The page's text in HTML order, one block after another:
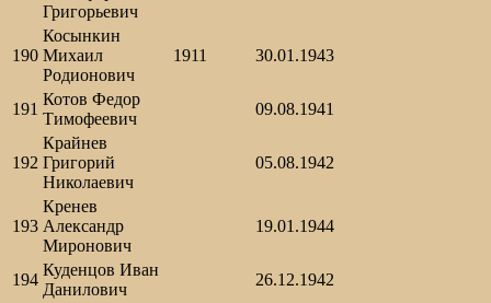
Григорьевич
190
Косынкин
Михаил
Родионович
1911 30.01.1943
191
Котов Федор
Тимофеевич
09.08.1941
192
Крайнев
Григорий
Николаевич
05.08.1942
193
Кренев
Александр
Миронович
19.01.1944
194
Куденцов Иван
Данилович
26.12.1942